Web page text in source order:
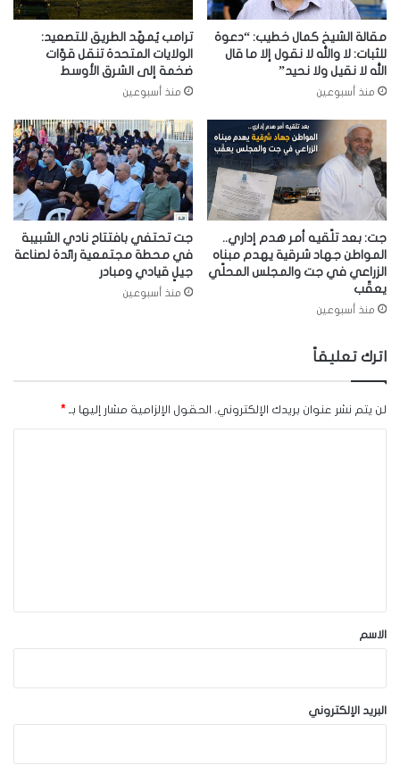
مقالة الشيخ كمال خطيب: “دعوة
للثبات: لا والله لا نقول إلا ما قال
الله لا نقيل ولا نحيد”
منذ أسبوعين
ترامب يُمهّد الطريق للتصعيد:
الولايات المتحدة تنقل قوّات
ضخمة إلى الشرق الأوسط
منذ أسبوعين
جت: بعد تلّقيه أمر هدم إداري..
المواطن جهاد شرقية يهدم مبناه
الزراعي في جت والمجلس المحلّي
يعقّب
منذ أسبوعين
جت تحتفي بافتتاح نادي الشبيبة
في محطة مجتمعية رائدة لصناعة
جيلٍ قيادي ومبادر
منذ أسبوعين
اترك تعليقاً
لن يتم نشر عنوان بريدك الإلكتروني. الحقول الإلزامية مشار إليها بـ *
*الاسم
البريد الإلكتروني